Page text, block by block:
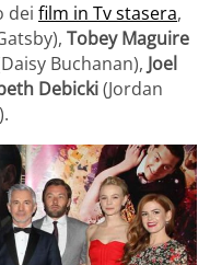
dei film in Tv stasera,
Tobey Maguire
Buchanan), Joel
Debicki(Jordan